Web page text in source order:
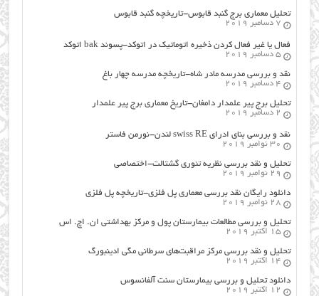
تحلیل معماری برج گنبد قابوس-تاریخچه گنبد قابوس
7 دسامبر 2019
فعال یا غیر فعال کردن ذخیره اتوماتیک در اتوکد-پسوند bak اتوکد
5 دسامبر 2019
نقد و بررسی مدرسه مادر شاه-تاریخچه مدرسه چهار باغ
4 دسامبر 2019
تحلیل برج پیر علمدار دامغان-تاریخ معماری برج پیر علمدار
2 دسامبر 2019
نقد و بررسی بنای ادرای swiss RE لندن-نورمن فاستر
30 نوامبر 2019
تحلیل و نقد بررسی نظریه تئوری گشتالت-اختصاصی
29 نوامبر 2019
دانلود رایگان نقد بررسی معماری پل فلزی-تاریخچه پل فلزی
28 نوامبر 2019
تحلیل و بررسی مطالعات بیمارستان پول و مرکز بهداشتی ان. اچ. اس
15 اکتبر 2019
تحلیل و نقد بررسی مرکز مراقبت‌های سرطانی مگی ادینبورگ
14 اکتبر 2019
دانلود تحلیل و بررسی بیمارستان سنت آلفانسوس
12 اکتبر 2019